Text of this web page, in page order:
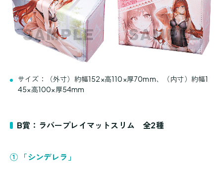
サイズ：（外寸）約幅152×高110×厚70mm、（内寸）約幅1
45×高100×厚54mm
B賞：ラバープレイマットスリム 全2種
① 「シンデレラ」